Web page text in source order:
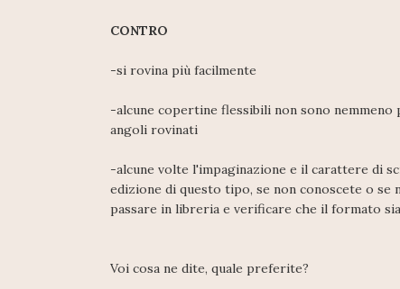
CONTRO
-si rovina più facilmente
-alcune copertine flessibili non sono
angoli rovinati
-alcune volte l'impaginazione e il carattere di
edizione di questo tipo, se non conoscete o se
passare in libreria e verificare che il formato
Voi cosa ne dite, quale preferite?